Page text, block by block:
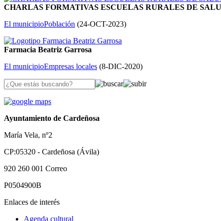
CHARLAS FORMATIVAS ESCUELAS RURALES DE
El municipioPoblación (24-OCT-2023)
Farmacia Beatriz Garrosa
El municipioEmpresas locales (8-DIC-2020)
Ayuntamiento de Cardeñosa
María Vela, nº2
CP:05320 - Cardeñosa (Ávila)
920 260 001 Correo
P0504900B
Enlaces de interés
Agenda cultural